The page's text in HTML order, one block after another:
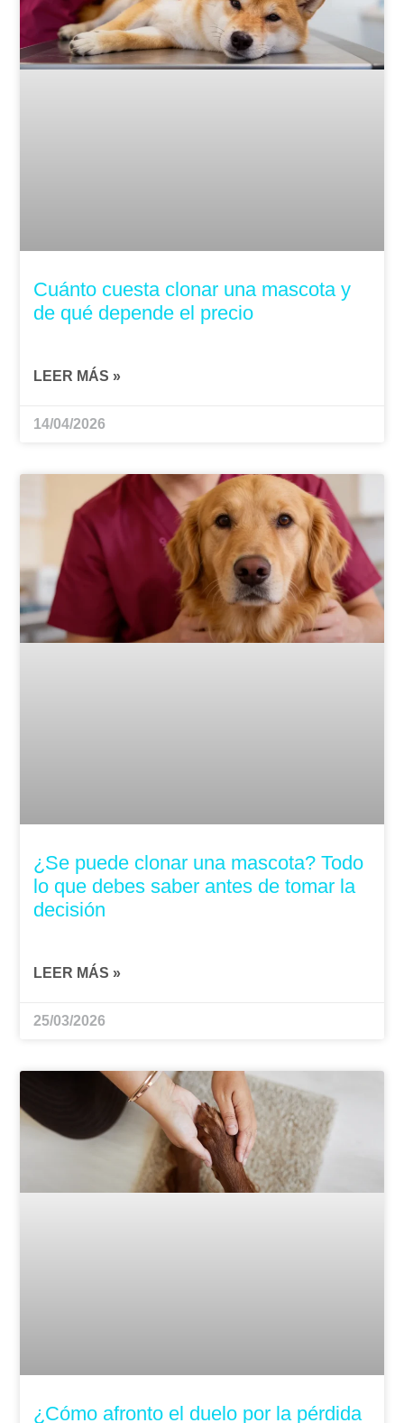
Cuánto cuesta clonar una mascota y
de qué depende el precio
LEER MÁS »
14/04/2026
¿Se puede clonar una mascota? Todo
lo que debes saber antes de tomar la
decisión
LEER MÁS »
25/03/2026
¿Cómo afronto el duelo por la pérdida